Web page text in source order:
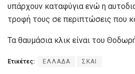
υπάρχουν καταφύγια ενώ η
τροφή τους σε περιπτώσεις που
Τα θαυμάσια κλικ είναι του
Ετικέτες: ΕΛΛΑΔΑ ΣΚΑΙ